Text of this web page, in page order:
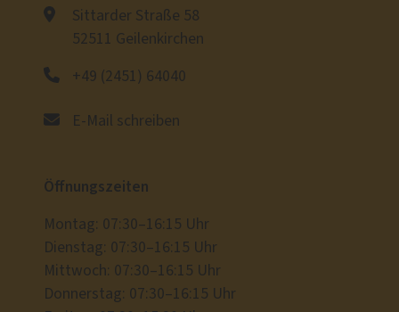
Sittarder Straße 58
52511 Geilenkirchen
+49 (2451) 64040
E-Mail schreiben
Öffnungszeiten
Montag: 07:30–16:15 Uhr
Dienstag: 07:30–16:15 Uhr
Mittwoch: 07:30–16:15 Uhr
Donnerstag: 07:30–16:15 Uhr